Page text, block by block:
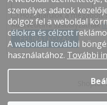
személyes adatok
dolgoz fel a weboldal
célokra és célzott
A weboldal további
használatához. További
Hozzájárulok a megadott
Adatvédelmi szabályzatnak
FELIRATKOZÁS